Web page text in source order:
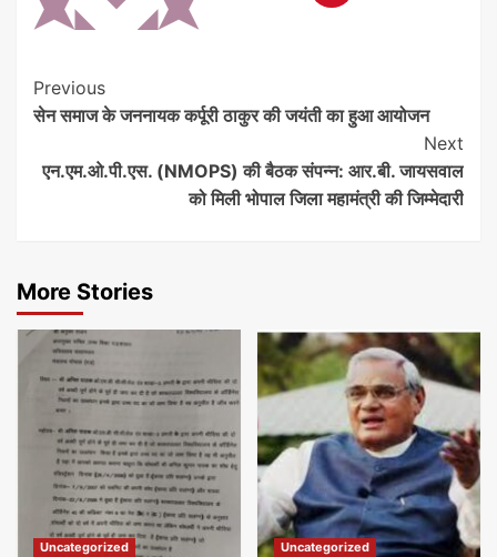
Previous
सेन समाज के जननायक कर्पूरी ठाकुर की जयंती का हुआ आयोजन
Next
एन.एम.ओ.पी.एस. (NMOPS) की बैठक संपन्न: आर.बी. जायसवाल
को मिली भोपाल जिला महामंत्री की जिम्मेदारी
More Stories
Uncategorized Uncategorized